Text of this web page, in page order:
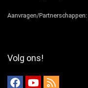
Aanvragen/Partnerschappen:
Volg ons!